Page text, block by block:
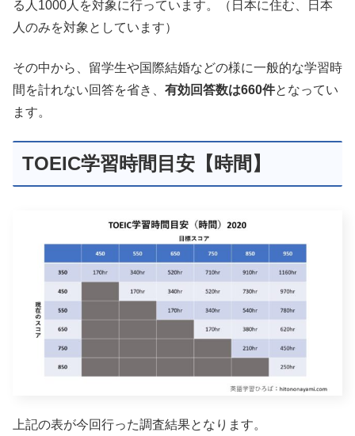
る人1000人を対象に行っています。（日本に住む、日本
人のみを対象としています）
その中から、留学生や国際結婚などの様に一般的な学習時
間を計れない回答を省き、 有効回答数は660件となってい
ます。
TOEIC学習時間目安【時間】
上記の表が今回行った調査結果となります。